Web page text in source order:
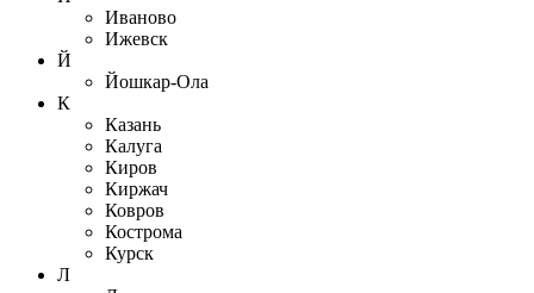
Иваново
Ижевск
Й
Йошкар-Ола
К
Казань
Калуга
Киров
Киржач
Ковров
Кострома
Курск
Л